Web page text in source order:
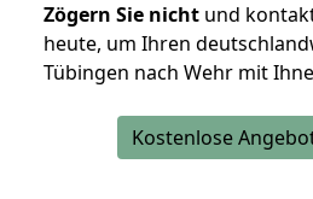
Zögern Sie nicht und
heute, um Ihren
Tübingen nach Wehr mit
Kostenlose